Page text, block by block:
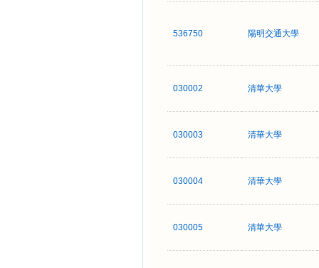
536750 陽明交通大學
030002 清華大學
030003 清華大學
030004 清華大學
030005 清華大學